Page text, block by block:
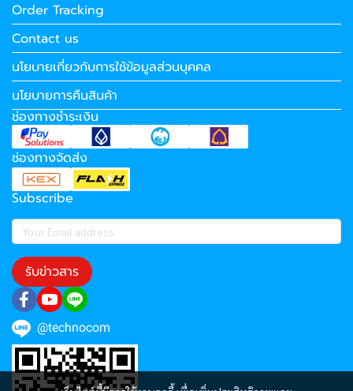
Order Tracking
Contact us
นโยบายเกี่ยวกับการใช้ข้อมูลส่วนบุคคล
นโยบายการคืนสินค้า
ช่องทางชำระเงิน
ช่องทางจัดส่ง
Subscribe
รับข่าวสาร
@technocom